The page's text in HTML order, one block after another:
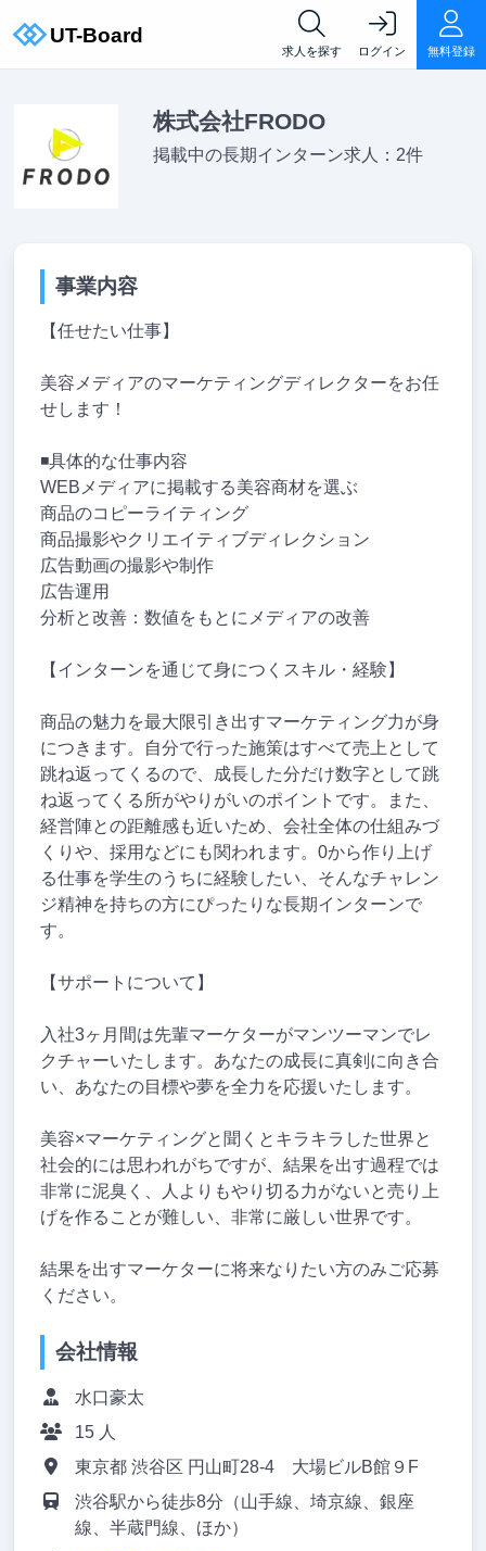
求人を探す ログイン 無料登録
株式会社FRODO
掲載中の長期インターン求人：2件
事業内容
【任せたい仕事】
美容メディアのマーケティングディレクターをお任
せします！
◾️具体的な仕事内容
WEBメディアに掲載する美容商材を選ぶ
商品のコピーライティング
商品撮影やクリエイティブディレクション
広告動画の撮影や制作
広告運用
分析と改善：数値をもとにメディアの改善
【インターンを通じて身につくスキル・経験】
商品の魅力を最大限引き出すマーケティング力が身
につきます。自分で行った施策はすべて売上として
跳ね返ってくるので、成長した分だけ数字として跳
ね返ってくる所がやりがいのポイントです。また、
経営陣との距離感も近いため、会社全体の仕組みづ
くりや、採用などにも関われます。0から作り上げ
る仕事を学生のうちに経験したい、そんなチャレン
ジ精神を持ちの方にぴったりな長期インターンで
す。
【サポートについて】
入社3ヶ月間は先輩マーケターがマンツーマンでレ
クチャーいたします。あなたの成長に真剣に向き合
い、あなたの目標や夢を全力を応援いたします。
美容×マーケティングと聞くとキラキラした世界と
社会的には思われがちですが、結果を出す過程では
非常に泥臭く、人よりもやり切る力がないと売り上
げを作ることが難しい、非常に厳しい世界です。
結果を出すマーケターに将来なりたい方のみご応募
ください。
会社情報
水口豪太
15 人
東京都 渋谷区 円山町28-4 大場ビルB館９F
渋谷駅から徒歩8分（山手線、埼京線、銀座
線、半蔵門線、ほか）